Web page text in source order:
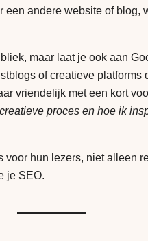
een andere website of blog,
maar laat je ook aan
of creatieve platforms
vriendelijk met een kort
proces en hoe ik
voor hun lezers, niet alleen
je SEO.